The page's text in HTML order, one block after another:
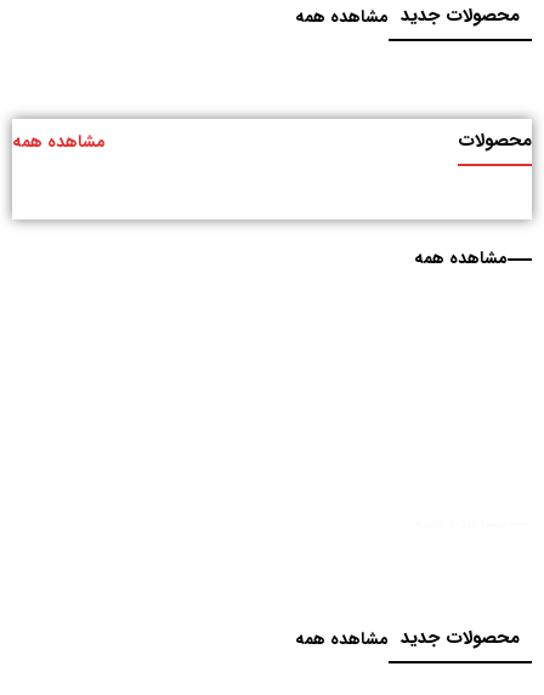
محصولات جدید مشاهده همه
محصولات مشاهده همه
مشاهده همه
محصولات جدید مشاهده همه